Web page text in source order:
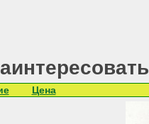
Цена